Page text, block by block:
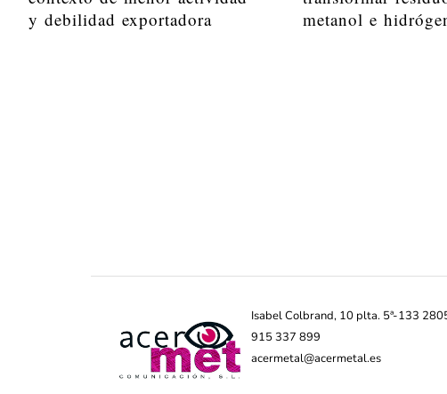
y debilidad exportadora
metanol e
Isabel Colbrand, 10 plta. 5ª-133
915 337 899
acermetal@acermetal.es